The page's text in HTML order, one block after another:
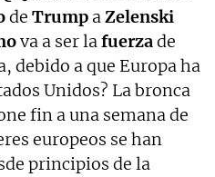
de Trump aZelenski
va a ser lafuerzade
debido a que Europa ha
Unidos? La bronca
fin a una semana de
europeos se han
principios de la